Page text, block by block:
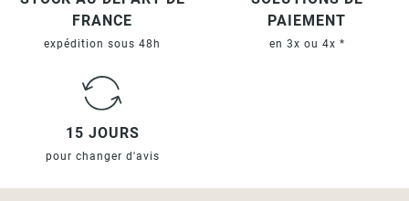
FRANCE
expédition sous 48h
PAIEMENT
en 3x ou 4x *
15 JOURS
pour changer d'avis